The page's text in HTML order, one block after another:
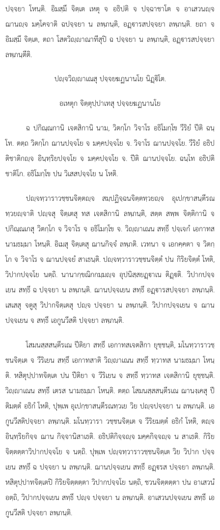
ปจฺจยา โหนฺติ. อิมสฺมึ จิตฺเต เหตุ จ อธิปติ จ ปจฺฉาชาโต จ อาเสวนฺจ
ฌานฺจ มคฺโคจาติ ฉปจฺจยา น ลพฺภนฺติ, อฏฺารสปจฺจยา ลพฺภนฺติ. ยถา จ
อิมสฺมึ จิตฺเต, ตถา โสตวิฺาณาทีสุปิ ฉ ปจฺจยา น ลพฺภนฺติ, อฏฺารสปจฺจยา
ลพฺภนฺตีติ.
ปฺจวิฺาเณสุ ปจฺจยฆฏนานโย นิฏฺิโต.
อเหตุก จิตฺตุปฺปาเทสุ ปจฺจยฆฏนานโย
ฉ ปกิณฺณกานิ เจตสิกานิ นาม, วิตกฺโก วิจาโร อธิโมกฺโข วีริยํ ปีติ ฉนฺ
โท. ตตฺถ วิตกฺโก ฌานปจฺจโย จ มคฺคปจฺจโย จ. วิจาโร ฌานปจฺจโย. วีริยํ อธิป
ติชาติกฺจ อินฺทฺริยปจฺจโย จ มคฺคปจฺจโย จ. ปีติ ฌานปจฺจโย. ฉนฺโท อธิปติ
ชาติโก. อธิโมกฺโข ปน วิเสสปจฺจโย น โหติ.
ปฺจทฺวาราวชฺชนจิตฺตฺจ สมฺปฏิจฺฉนจิตฺตทฺวยฺจ อุเปกฺขาสนฺตีรณ
ทฺวยฺจาติ ปฺจสุ จิตฺเตสุ ทส เจตสิกานิ ลพฺภนฺติ, สตฺต สพฺพ จิตฺติกานิ จ
ปกิณฺณเกสุ วิตกฺโก จ วิจาโร จ อธิโมกฺโข จ. วิฺาเณน สทฺธึ ปจฺเจกํ เอกาทส
นามธมฺมา โหนฺติ. อิเมสุ จิตฺเตสุ ฌานกิจฺจํ ลพฺภติ. เวทนา จ เอกคฺคตา จ วิตกฺ
โก จ วิจาโร จ ฌานปจฺจยํ สาเธนฺติ. ปฺจทฺวาราวชฺชนจิตฺตํ ปน กิริยจิตฺตํ โหติ,
วิปากปจฺจโย นตฺถิ. นานากฺขณิกกมฺมฺจ อุปนิสฺสยฏฺาเน ติฏฺติ. วิปากปจฺจ
เยน สทฺธึ ฉ ปจฺจยา น ลพฺภนฺติ. ฌานปจฺจเยน สทฺธึ อฏฺารสปจฺจยา ลพฺภนฺติ.
เสเสสุ จตูสุ วิปากจิตฺเตสุ ปฺจ ปจฺจยา น ลพฺภนฺติ. วิปากปจฺจเยน จ ฌาน
ปจฺจเยน จ สทฺธึ เอกูนวีสติ ปจฺจยา ลพฺภนฺติ.
โสมนสฺสสนฺตีรเณ ปีติยา สทฺธึ เอกาทสเจตสิกา ยุชฺชนฺติ, มโนทฺวาราวชฺ
ชนจิตฺเต จ วีริเยน สทฺธึ เอกาทสาติ วิฺาเณน สทฺธึ ทฺวาทส นามธมฺมา โหนฺ
ติ. หสิตุปฺปาทจิตฺเต ปน ปีติยา จ วีริเยน จ สทฺธึ ทฺวาทส เจตสิกานิ ยุชฺชนฺติ.
วิฺาเณน สทฺธึ เตรส นามธมฺมา โหนฺติ. ตตฺถ โสมนสฺสสนฺตีรเณ ฌานงฺเคสุ ปี
ติมตฺตํ อธิกํ โหติ, ปุพฺเพ อุเปกฺขาสนฺตีรณทฺวเย วิย ปฺจปจฺจยา น ลพฺภนฺติ. เอ
กูนวีสติปจฺจยา ลพฺภนฺติ. มโนทฺวารา วชฺชนจิตฺเต จ วีริยมตฺตํ อธิกํ โหติ, ตฺจ
อินฺทฺริยกิจฺจ ฌาน กิจฺจานิสาเธติ. อธิปติกิจฺจฺจ มคฺคกิจฺจฺจ น สาเธติ. กิริย
จิตฺตตฺตาวิปากปจฺจโย จ นตฺถิ. ปุพฺเพ ปฺจทฺวาราวชฺชนจิตฺเต วิย วิปาก ปจฺจ
เยน สทฺธึ ฉ ปจฺจยา น ลพฺภนฺติ. ฌานปจฺจเยน สทฺธึ อฏฺรส ปจฺจยา ลพฺภนฺติ.
หสิตุปฺปาทจิตฺเตปิ กิริยจิตฺตตฺตา วิปากปจฺจโย นตฺถิ, ชวนจิตฺตตฺตา ปน อาเสวนํ
อตฺถิ, วิปากปจฺจเยน สทฺธึ ปฺจ ปจฺจยา น ลพฺภนฺติ. อาเสวนปจฺจเยน สทฺธึ เอ
กูนวีสติ ปจฺจยา ลพฺภนฺติ.